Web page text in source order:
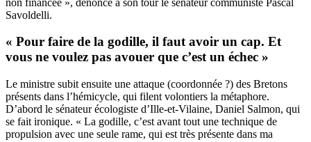
Savoldelli.
« Pour faire de la godille, il faut avoir un cap. Et
vous ne voulez pas avouer que c’est un échec »
Le ministre subit ensuite une attaque (coordonnée ?) des Bretons
présents dans l’hémicycle, qui filent volontiers la métaphore.
D’abord le sénateur écologiste d’Ille-et-Vilaine, Daniel Salmon, qui
se fait ironique. « La godille, c’est avant tout une technique de
propulsion avec une seule rame, qui est très présente dans ma